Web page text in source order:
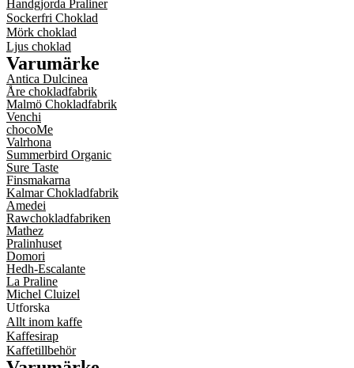
Handgjorda Praliner
Sockerfri Choklad
Mörk choklad
Ljus choklad
Varumärke
Antica Dulcinea
Åre chokladfabrik
Malmö Chokladfabrik
Venchi
chocoMe
Valrhona
Summerbird Organic
Sure Taste
Finsmakarna
Kalmar Chokladfabrik
Amedei
Rawchokladfabriken
Mathez
Pralinhuset
Domori
Hedh-Escalante
La Praline
Michel Cluizel
Utforska
Allt inom kaffe
Kaffesirap
Kaffetillbehör